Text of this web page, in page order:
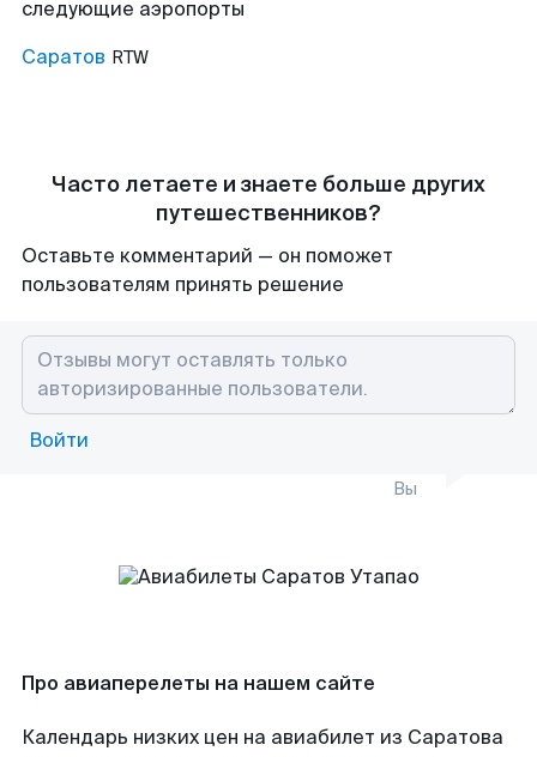
следующие аэропорты
Саратов RTW
Часто летаете и знаете больше других
путешественников?
Оставьте комментарий — он поможет
пользователям принять решение
Войти
Вы
Про авиаперелеты на нашем сайте
Календарь низких цен на авиабилет из Саратова